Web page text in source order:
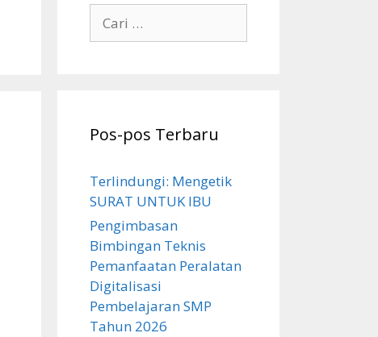
untuk:
Pos-pos Terbaru
Terlindungi: Mengetik
SURAT UNTUK IBU
Pengimbasan
Bimbingan Teknis
Pemanfaatan Peralatan
Digitalisasi
Pembelajaran SMP
Tahun 2026